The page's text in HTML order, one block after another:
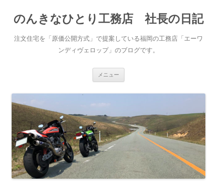
テ
ン
へ
ス
のんきなひとり工務店 社長の日記
注文住宅を「原価公開方式」で提案している福岡の工務店「エーワ
ンディヴェロップ」のブログです。
メニュー